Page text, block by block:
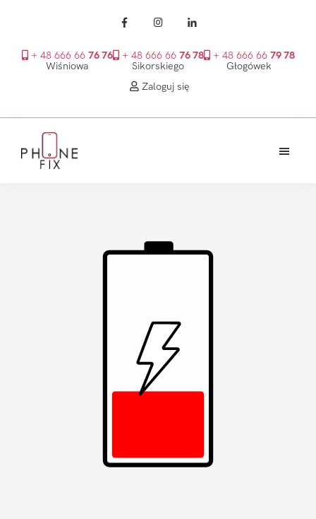
+ 48 666 66 76 76
Wiśniowa
+ 48 666 66 76 78
Sikorskiego
+ 48 666 66 79 78
Głogówek
Zaloguj się
głównego